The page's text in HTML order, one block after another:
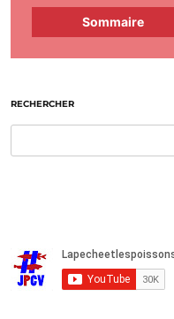
Sommaire
RECHERCHER